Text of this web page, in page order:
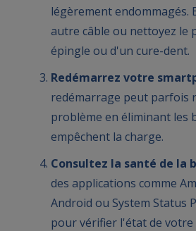
légèrement endommagés.
autre câble ou nettoyez le
épingle ou d'un cure-dent.
Redémarrez votre
redémarrage peut parfois
problème en éliminant les
empêchent la charge.
Consultez la santé de la
des applications comme
Android ou System Status
pour vérifier l'état de votre